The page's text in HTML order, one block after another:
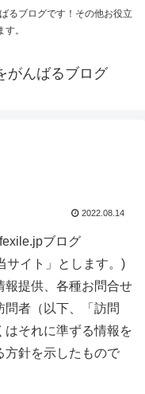
るブログです！その他お役立
。
がんばるブログ
2022.08.14
ブログ
サイト」とします。)
報提供、各種お問合せ
者（以下、「訪問
それに準ずる情報を
方針を示したもので